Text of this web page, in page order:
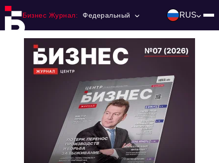
Бизнес Журнал: Федеральный RUS